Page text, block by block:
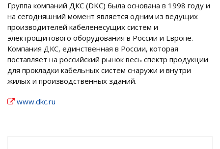
Группа компаний ДКС (DKC) была основана в 1998 году и
на сегодняшний момент является одним из ведущих
производителей кабеленесущих систем и
электрощитового оборудования в России и Европе.
Компания ДКС, единственная в России, которая
поставляет на российский рынок весь спектр продукции
для прокладки кабельных систем снаружи и внутри
жилых и производственных зданий.
www.dkc.ru